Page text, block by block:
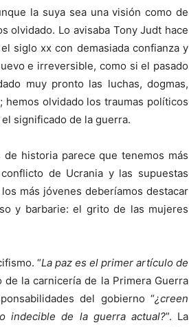
la suya sea una visión como de
olvidado. Lo avisaba Tony Judt hace
siglo xx con demasiada confianza y
e irreversible, como si el pasado
muy pronto las luchas, dogmas,
olvidado los traumas políticos
significado de la guerra.
historia parece que tenemos más
de Ucrania y las supuestas
más jóvenes deberíamos destacar
y barbarie: el grito de las mujeres
“La paz es el primer artículo de
de la carnicería de la Primera Guerra
del gobierno “¿creen
indecible de la guerra actual?”. La